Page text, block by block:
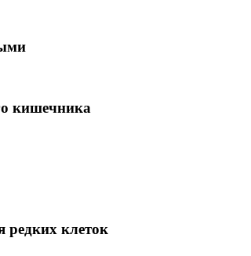
кишечника
редких клеток